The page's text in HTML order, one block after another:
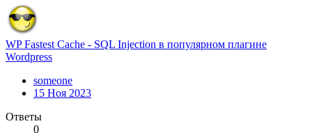
WP Fastest Cache - SQL Injection в популярном плагине
Wordpress
someone
15 Ноя 2023
Ответы
0